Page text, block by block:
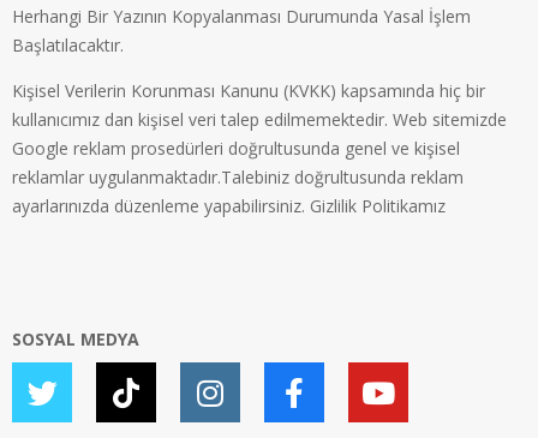
Herhangi Bir Yazının Kopyalanması Durumunda Yasal İşlem
Başlatılacaktır.
Kişisel Verilerin Korunması Kanunu (KVKK) kapsamında hiç bir
kullanıcımız dan kişisel veri talep edilmemektedir. Web sitemizde
Google reklam prosedürleri doğrultusunda genel ve kişisel
reklamlar uygulanmaktadır.Talebiniz doğrultusunda reklam
ayarlarınızda düzenleme yapabilirsiniz. Gizlilik Politikamız
SOSYAL MEDYA